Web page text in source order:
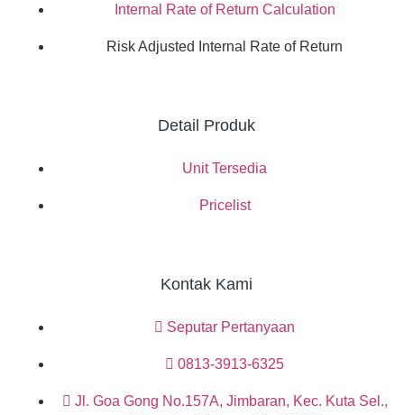
Internal Rate of Return Calculation
Risk Adjusted Internal Rate of Return
Detail Produk
Unit Tersedia
Pricelist
Kontak Kami
Seputar Pertanyaan
0813-3913-6325
Jl. Goa Gong No.157A, Jimbaran, Kec. Kuta Sel.,